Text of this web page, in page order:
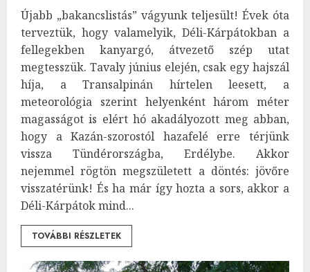
Újabb „bakancslistás” vágyunk teljesült! Évek óta
terveztük, hogy valamelyik, Déli-Kárpátokban a
fellegekben kanyargó, átvezető szép utat
megtesszük. Tavaly június elején, csak egy hajszál
híja, a Transalpinán hírtelen leesett, a
meteorológia szerint helyenként három méter
magasságot is elért hó akadályozott meg abban,
hogy a Kazán-szorostól hazafelé erre térjünk
vissza Tündérországba, Erdélybe. Akkor
nejemmel rögtön megszületett a döntés: jövőre
visszatérünk! És ha már így hozta a sors, akkor a
Déli-Kárpátok mind...
TOVÁBBI RÉSZLETEK